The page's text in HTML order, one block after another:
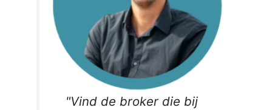
"Vind de broker die bij